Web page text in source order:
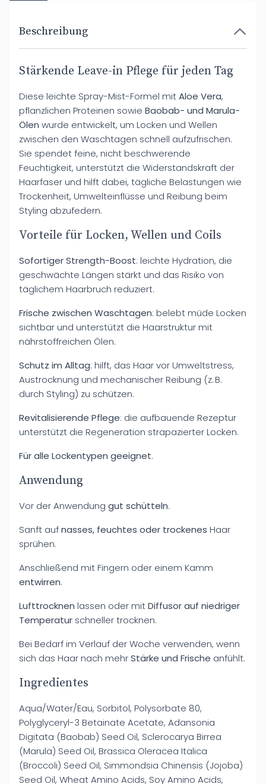
Beschreibung
Stärkende Leave-in Pflege für jeden Tag
Diese leichte Spray-Mist-Formel mitAloe Vera,
pflanzlichen Proteinen sowie Baobab- und Marula-
Ölen wurde entwickelt, um Locken und Wellen
zwischen den Waschtagen schnell aufzufrischen.
Sie spendet feine, nicht beschwerende
Feuchtigkeit, unterstützt die Widerstandskraft der
Haarfaser und hilft dabei, tägliche Belastungen wie
Trockenheit, Umwelteinflüsse und Reibung beim
Styling abzufedern.
Vorteile für Locken, Wellen und Coils
Sofortiger Strength-Boost: leichte Hydration, die
geschwächte Längen stärkt und das Risiko von
täglichem Haarbruch reduziert.
Frische zwischen Waschtagen: belebt müde Locken
sichtbar und unterstützt die Haarstruktur mit
nährstoffreichen Ölen.
Schutz im Alltag: hilft, das Haar vor Umweltstress,
Austrocknung und mechanischer Reibung (z. B.
durch Styling) zu schützen.
Revitalisierende Pflege: die aufbauende Rezeptur
unterstützt die Regeneration strapazierter Locken.
Für alle Lockentypen geeignet.
Anwendung
Vor der Anwendung gut schütteln.
Sanft aufnasses, feuchtes oder trockenes Haar
sprühen.
Anschließend mit Fingern oder einem Kamm
entwirren.
Lufttrocknen lassen oder mitDiffusor auf niedriger
Temperatur schneller trocknen.
Bei Bedarf im Verlauf der Woche verwenden, wenn
sich das Haar nach mehrStärke und Frische anfühlt.
Ingredientes
Aqua/Water/Eau, Sorbitol, Polysorbate 80,
Polyglyceryl-3 Betainate Acetate, Adansonia
Digitata (Baobab) Seed Oil, Sclerocarya Birrea
(Marula) Seed Oil, Brassica Oleracea Italica
(Broccoli) Seed Oil, Simmondsia Chinensis (Jojoba)
Seed Oil, Wheat Amino Acids, Soy Amino Acids,